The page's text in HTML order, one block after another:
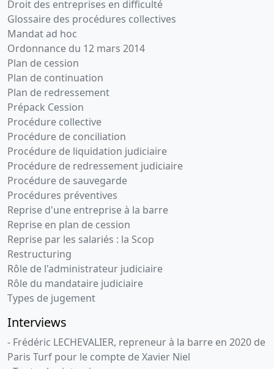
Droit des entreprises en difficulté
Glossaire des procédures collectives
Mandat ad hoc
Ordonnance du 12 mars 2014
Plan de cession
Plan de continuation
Plan de redressement
Prépack Cession
Procédure collective
Procédure de conciliation
Procédure de liquidation judiciaire
Procédure de redressement judiciaire
Procédure de sauvegarde
Procédures préventives
Reprise d'une entreprise à la barre
Reprise en plan de cession
Reprise par les salariés : la Scop
Restructuring
Rôle de l'administrateur judiciaire
Rôle du mandataire judiciaire
Types de jugement
Interviews
- Frédéric LECHEVALIER, repreneur à la barre en 2020 de
Paris Turf pour le compte de Xavier Niel